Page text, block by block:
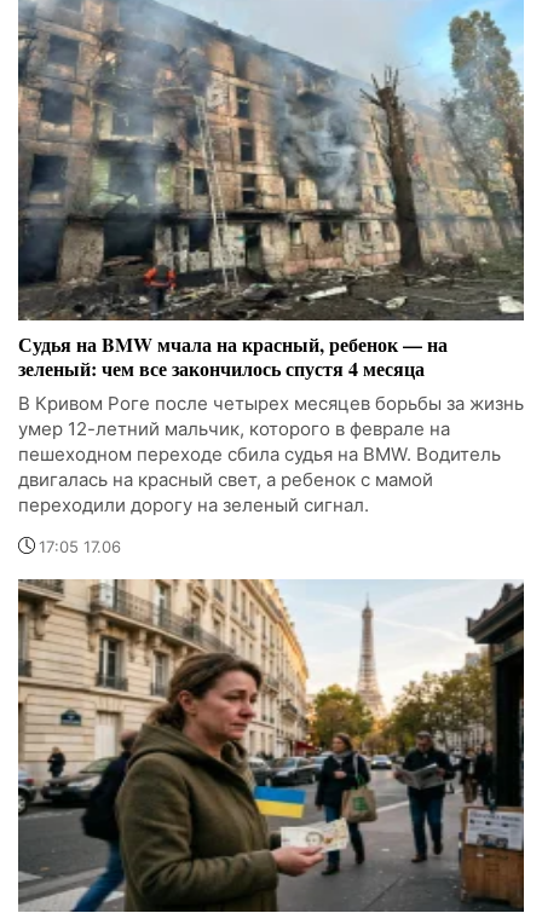
Судья на BMW мчала на красный, ребенок — на
зеленый: чем все закончилось спустя 4 месяца
В Кривом Роге после четырех месяцев борьбы за жизнь
умер 12-летний мальчик, которого в феврале на
пешеходном переходе сбила судья на BMW. Водитель
двигалась на красный свет, а ребенок с мамой
переходили дорогу на зеленый сигнал.
17:05 17.06